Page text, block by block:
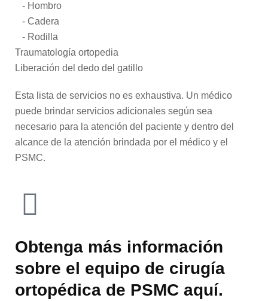
- Hombro
- Cadera
- Rodilla
Traumatología ortopedia
Liberación del dedo del gatillo
Esta lista de servicios no es exhaustiva. Un médico
puede brindar servicios adicionales según sea
necesario para la atención del paciente y dentro del
alcance de la atención brindada por el médico y el
PSMC.
Obtenga más información
sobre el equipo de cirugía
ortopédica de PSMC aquí.